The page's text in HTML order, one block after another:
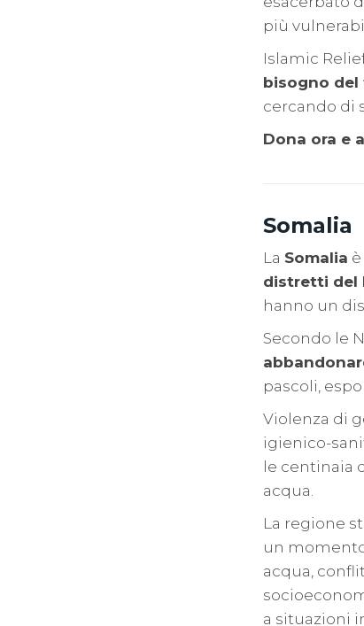
più
Islamic
bisogno del
cercando di
Dona ora e
Somalia
La Somalia
distretti del
hanno un
Secondo le
pascoli,
Violenza di
igienico-
le centinaia
acqua.
La regione
un
acqua,
a situazioni